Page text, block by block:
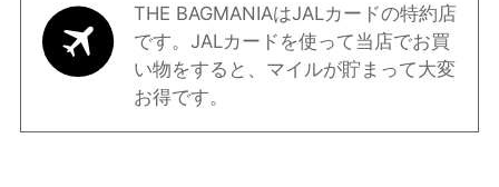
THE BAGMANIAはJALカードの特約店
です。JALカードを使って当店でお買
い物をすると、マイルが貯まって大変
お得です。